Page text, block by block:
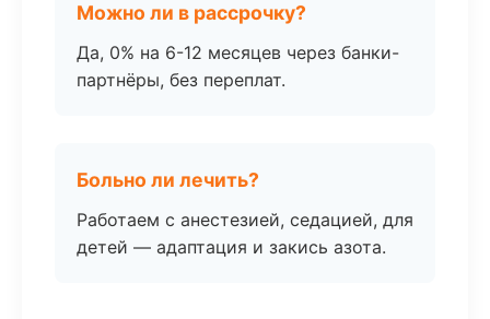
Можно ли в рассрочку?
Да, 0% на 6-12 месяцев через банки-
партнёры, без переплат.
Больно ли лечить?
Работаем с анестезией, седацией, для
детей — адаптация и закись азота.